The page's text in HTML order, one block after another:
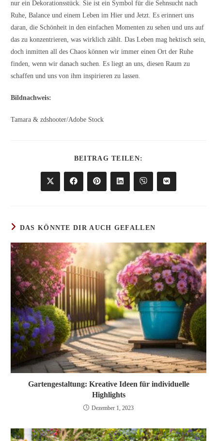
nur ein Dekorationsstück. Sie ist ein Symbol für die Sehnsucht nach
Ruhe, Balance und einem Leben im Hier und Jetzt. Es erinnert uns
daran, die Schönheit in den einfachen Momenten zu sehen und uns auf
das zu konzentrieren, was wirklich zählt. Das Leben mag hektisch sein,
doch inmitten all des Chaos können wir immer einen Ort der Ruhe
finden, wenn wir danach suchen. Es liegt an uns, diesen Raum zu
schaffen und uns von ihm inspirieren zu lassen.
Bildnachweis:
Tamara & zdshooter/Adobe Stock
BEITRAG TEILEN:
TEILEN
Öffnet
in
Öffnet
in
Öffnet
in
Öffnet
in
Öffnet
in
Öffnet
in
DAS KÖNNTE DIR AUCH GEFALLEN
Gartengestaltung: Kreative Ideen für individuelle
Highlights
Dezember 1, 2023